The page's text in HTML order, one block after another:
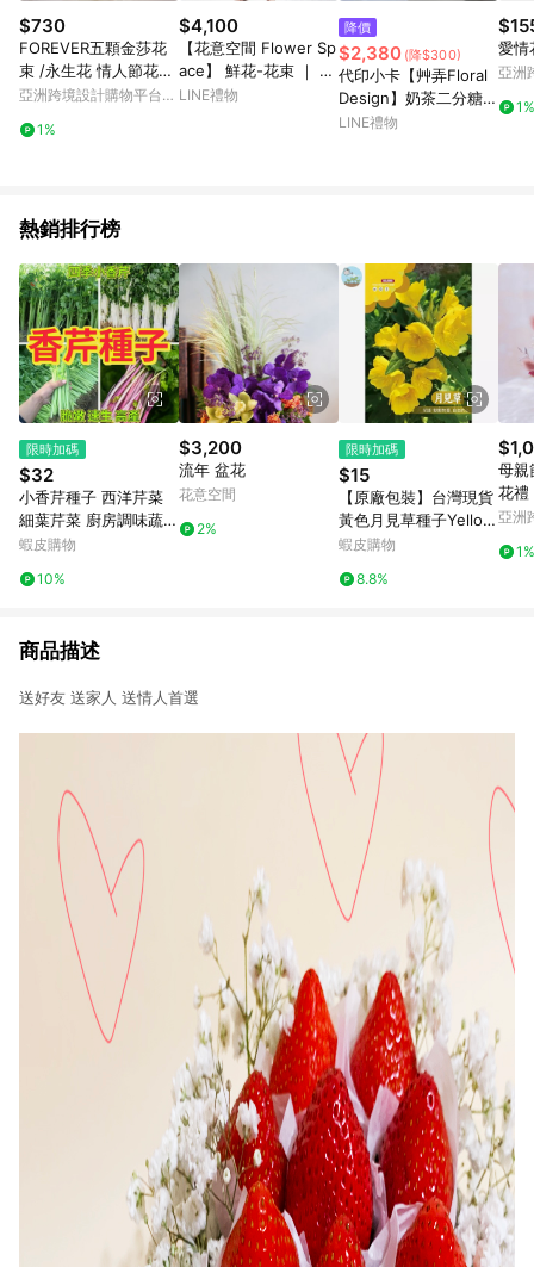
$730
FOREVER五顆金莎花
束 /永生花 情人節花束
生日禮物 金莎花
亞洲跨境設計購物平台
1%
$4,100
【花意空間 Flower Sp
ace】 鮮花-花束 ｜ 日
子 花束 ｜ 全台配送
LINE禮物
降價
$2,380 (降$300)
代印小卡【艸弄Floral
Design】奶茶二分糖/
永生玫瑰花束/情人節
LINE禮物
愛情
亞洲
1%
熱銷排行榜
限時加碼
$32
小香芹種子 西洋芹菜
細葉芹菜 廚房調味蔬菜
家庭菜園盆栽蔬菜室內
可種 陽台盆栽迷你蔬菜
蝦皮購物
10%
$3,200
流年 盆花
花意空間
2%
限時加碼
$15
【原廠包裝】台灣現貨
黃色月見草種子Yellow
evening primrose夜
斷 蜜源植物
蝦皮購物
8.8%
母親
花禮
燥花
亞洲
1%
商品描述
送好友 送家人 送情人首選